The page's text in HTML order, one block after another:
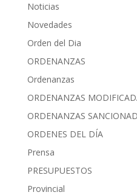
Noticias
Novedades
Orden del Dia
ORDENANZAS
Ordenanzas
ORDENANZAS
ORDENANZAS
ORDENES DEL DÍA
Prensa
PRESUPUESTOS
Provincial